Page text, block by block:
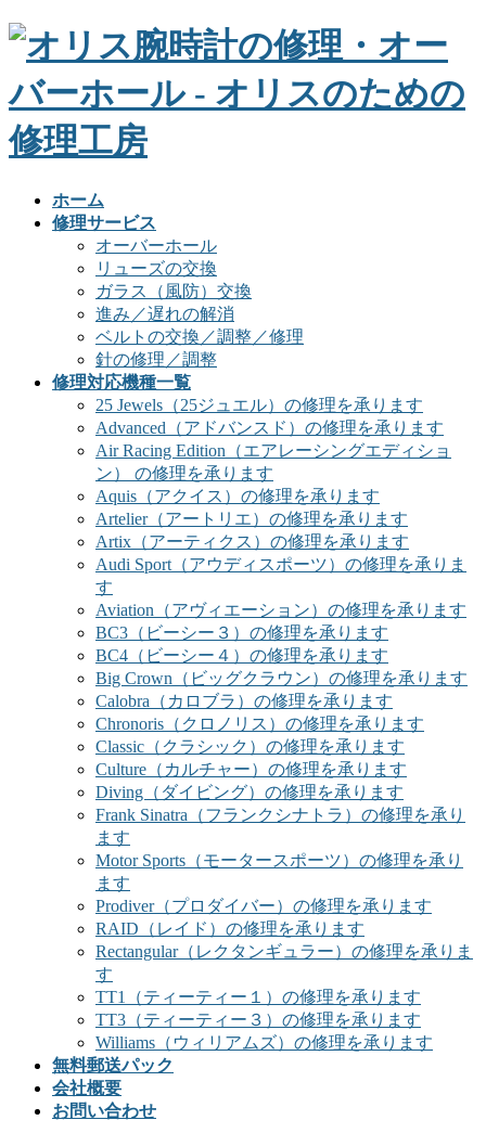
ホーム
修理サービス
オーバーホール
リューズの交換
ガラス（風防）交換
進み／遅れの解消
ベルトの交換／調整／修理
針の修理／調整
修理対応機種一覧
25 Jewels（25ジュエル）の修理を承ります
Advanced（アドバンスド）の修理を承ります
Air Racing Edition（エアレーシングエディショ
ン） の修理を承ります
Aquis（アクイス）の修理を承ります
Artelier（アートリエ）の修理を承ります
Artix（アーティクス）の修理を承ります
Audi Sport（アウディスポーツ）の修理を承りま
す
Aviation（アヴィエーション）の修理を承ります
BC3（ビーシー３）の修理を承ります
BC4（ビーシー４）の修理を承ります
Big Crown（ビッグクラウン）の修理を承ります
Calobra（カロブラ）の修理を承ります
Chronoris（クロノリス）の修理を承ります
Classic（クラシック）の修理を承ります
Culture（カルチャー）の修理を承ります
Diving（ダイビング）の修理を承ります
Frank Sinatra（フランクシナトラ）の修理を承り
ます
Motor Sports（モータースポーツ）の修理を承り
ます
Prodiver（プロダイバー）の修理を承ります
RAID（レイド）の修理を承ります
Rectangular（レクタンギュラー）の修理を承りま
す
TT1（ティーティー１）の修理を承ります
TT3（ティーティー３）の修理を承ります
Williams（ウィリアムズ）の修理を承ります
無料郵送パック
会社概要
お問い合わせ